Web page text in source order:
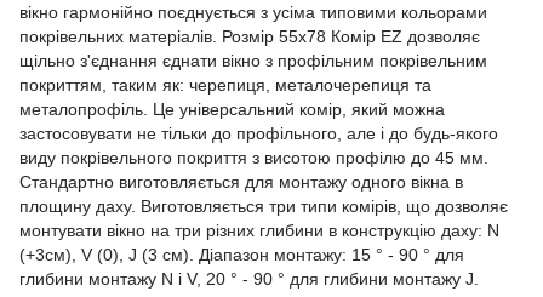
вікно гармонійно поєднується з усіма типовими кольорами
покрівельних матеріалів. Розмір 55х78 Комір EZ дозволяє
щільно з'єднання єднати вікно з профільним покрівельним
покриттям, таким як: черепиця, металочерепиця та
металопрофіль. Це універсальний комір, який можна
застосовувати не тільки до профільного, але і до будь-якого
виду покрівельного покриття з висотою профілю до 45 мм.
Стандартно виготовляється для монтажу одного вікна в
площину даху. Виготовляється три типи комірів, що дозволяє
монтувати вікно на три різних глибини в конструкцію даху: N
(+3см), V (0), J (3 см). Діапазон монтажу: 15 ° - 90 ° для
глибини монтажу N i V, 20 ° - 90 ° для глибини монтажу J.